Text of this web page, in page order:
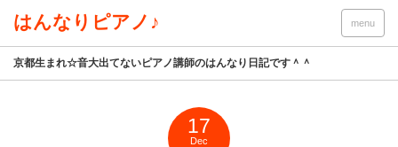
はんなりピアノ♪ menu
京都生まれ☆音大出てないピアノ講師のはんなり日記です＾＾
17
Dec